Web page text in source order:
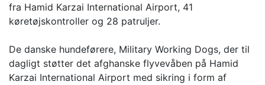
fra Hamid Karzai International Airport, 41
køretøjskontroller og 28 patruljer.
De danske hundeførere, Military Working Dogs, der til
dagligt støtter det afghanske flyvevåben på Hamid
Karzai International Airport med sikring i form af